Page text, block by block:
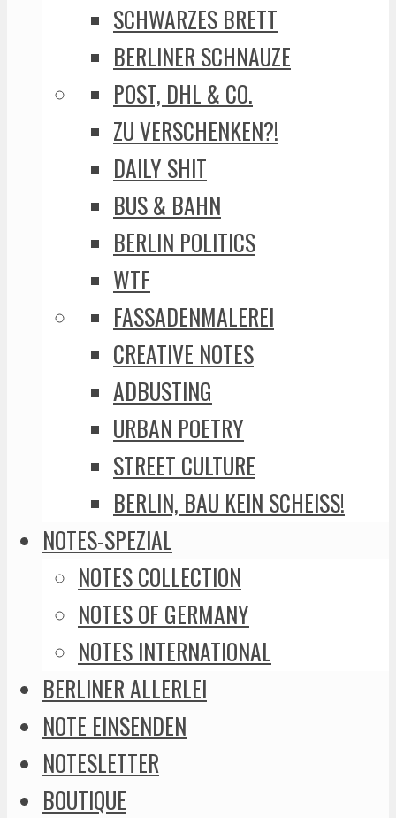
SCHWARZES BRETT
BERLINER SCHNAUZE
POST, DHL & CO.
ZU VERSCHENKEN?!
DAILY SHIT
BUS & BAHN
BERLIN POLITICS
WTF
FASSADENMALEREI
CREATIVE NOTES
ADBUSTING
URBAN POETRY
STREET CULTURE
BERLIN, BAU KEIN SCHEISS!
NOTES-SPEZIAL
NOTES COLLECTION
NOTES OF GERMANY
NOTES INTERNATIONAL
BERLINER ALLERLEI
NOTE EINSENDEN
NOTESLETTER
BOUTIQUE